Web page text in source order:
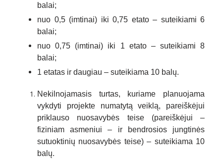
balai;
nuo 0,5 (imtinai) iki 0,75 etato – suteikiami 6
balai;
nuo 0,75 (imtinai) iki 1 etato – suteikiami 8
balai;
1 etatas ir daugiau – suteikiama 10 balų.
Nekilnojamasis turtas, kuriame planuojama
vykdyti projekte numatytą veiklą, pareiškėjui
priklauso nuosavybės teise (pareiškėjui –
fiziniam asmeniui – ir bendrosios jungtinės
sutuoktinių nuosavybės teise) – suteikiama 10
balų.